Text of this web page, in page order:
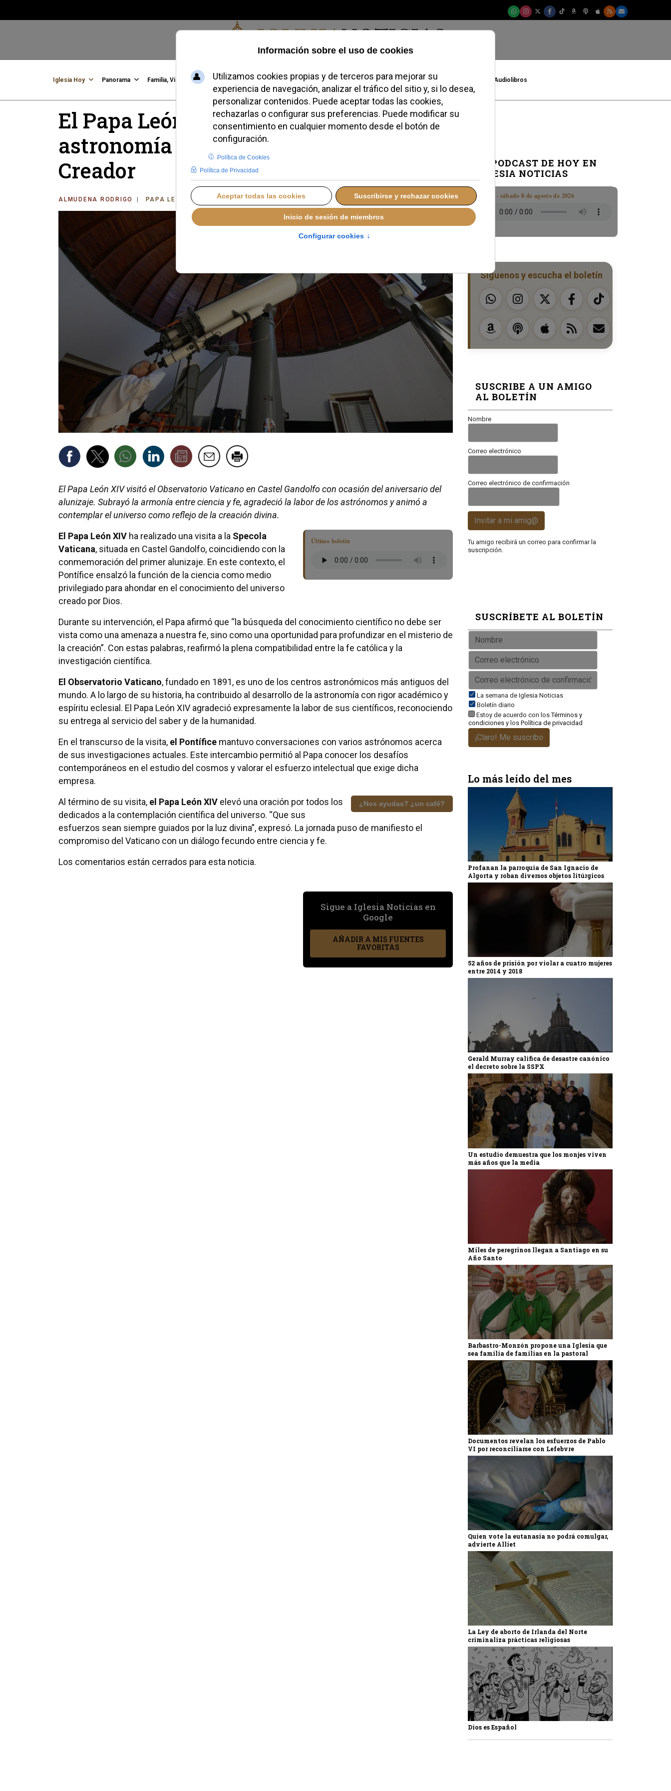
Sábado, 08 de agosto de 2026
Iglesia Hoy Panorama Familia, Vida, Identidad Credofobiómetro Blogs Temas Buscar #JovenesConFe Podcast Audiolibros
El Papa León XIV reivindica la
astronomía como vía para honrar al
Creador
ALMUDENA RODRIGO PAPA LEÓN XIV DOMINGO, 20 JULIO 2025 16:08
El Papa León XIV visitó el Observatorio Vaticano en Castel Gandolfo con ocasión del aniversario del
alunizaje. Subrayó la armonía entre ciencia y fe, agradeció la labor de los astrónomos y animó a
contemplar el universo como reflejo de la creación divina.
Último boletín
El Papa León XIV ha realizado una visita a la Specola
Vaticana, situada en Castel Gandolfo, coincidiendo con la
conmemoración del primer alunizaje. En este contexto, el
Pontífice ensalzó la función de la ciencia como medio
privilegiado para ahondar en el conocimiento del universo
creado por Dios.
Durante su intervención, el Papa afirmó que “la búsqueda del conocimiento científico no debe ser
vista como una amenaza a nuestra fe, sino como una oportunidad para profundizar en el misterio de
la creación”. Con estas palabras, reafirmó la plena compatibilidad entre la fe católica y la
investigación científica.
El Observatorio Vaticano, fundado en 1891, es uno de los centros astronómicos más antiguos del
mundo. A lo largo de su historia, ha contribuido al desarrollo de la astronomía con rigor académico y
espíritu eclesial. El Papa León XIV agradeció expresamente la labor de sus científicos, reconociendo
su entrega al servicio del saber y de la humanidad.
En el transcurso de la visita, el Pontífice mantuvo conversaciones con varios astrónomos acerca
de sus investigaciones actuales. Este intercambio permitió al Papa conocer los desafíos
contemporáneos en el estudio del cosmos y valorar el esfuerzo intelectual que exige dicha
empresa.
¿Nos ayudas? ¿un café?
Al término de su visita, el Papa León XIV elevó una oración por todos los
dedicados a la contemplación científica del universo. “Que sus
esfuerzos sean siempre guiados por la luz divina”, expresó. La jornada puso de manifiesto el
compromiso del Vaticano con un diálogo fecundo entre ciencia y fe.
Los comentarios están cerrados para esta noticia.
Sigue a Iglesia Noticias en
Google
AÑADIR A MIS FUENTES
FAVORITAS
EL PODCAST DE HOY EN
IGLESIA NOTICIAS
Boletín · sábado 8 de agosto de 2026
Síguenos y escucha el boletín
SUSCRIBE A UN AMIGO
AL BOLETÍN
Nombre
Correo electrónico
Correo electrónico de confirmación
Invitar a mi amig@
Tu amigo recibirá un correo para confirmar la
suscripción.
SUSCRÍBETE AL BOLETÍN
La semana de Iglesia Noticias
Boletín diario
Estoy de acuerdo con losTérminos y
condiciones y los Política de privacidad
¡Claro! Me suscribo
Lo más leído del mes
Profanan la parroquia de San Ignacio de
Algorta y roban diversos objetos litúrgicos
52 años de prisión por violar a cuatro mujeres
entre 2014 y 2018
Gerald Murray califica de desastre canónico
el decreto sobre la SSPX
Un estudio demuestra que los monjes viven
más años que la media
Miles de peregrinos llegan a Santiago en su
Año Santo
Barbastro-Monzón propone una Iglesia que
sea familia de familias en la pastoral
Documentos revelan los esfuerzos de Pablo
VI por reconciliarse con Lefebvre
Quien vote la eutanasia no podrá comulgar,
advierte Alliet
La Ley de aborto de Irlanda del Norte
criminaliza prácticas religiosas
Dios es Español